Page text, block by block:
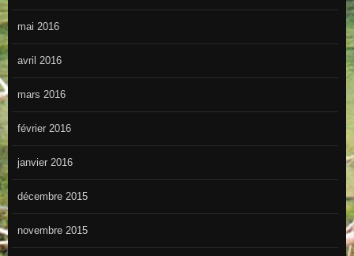
mai 2016
avril 2016
mars 2016
février 2016
janvier 2016
décembre 2015
novembre 2015